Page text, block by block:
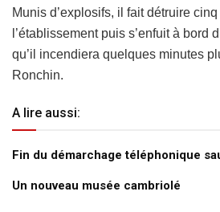
Munis d’explosifs, il fait détruire
l’établissement puis s’enfuit à bord
qu’il incendiera quelques minutes
Ronchin.
A lire aussi:
Fin du démarchage téléphonique
Un nouveau musée cambriolé